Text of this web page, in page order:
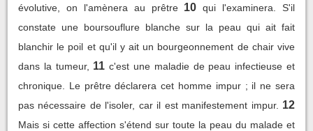
évolutive, on l'amènera au prêtre 10 qui l'examinera. S'il
constate une boursouflure blanche sur la peau qui ait fait
blanchir le poil et qu'il y ait un bourgeonnement de chair vive
dans la tumeur, 11 c'est une maladie de peau infectieuse et
chronique. Le prêtre déclarera cet homme impur ; il ne sera
pas nécessaire de l'isoler, car il est manifestement impur. 12
Mais si cette affection s'étend sur toute la peau du malade et